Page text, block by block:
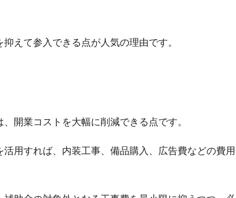
えて参入できる点が人気の理由です。
開業コストを大幅に削減できる点です。
用すれば、内装工事、備品購入、広告費などの費用